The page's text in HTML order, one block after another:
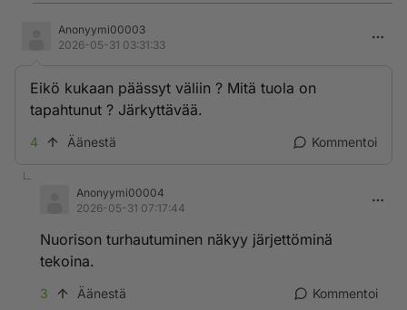
Anonyymi00003
2026-05-31 03:31:33
Eikö kukaan päässyt väliin ? Mitä tuola on
tapahtunut ? Järkyttävää.
4 Äänestä Kommentoi
Anonyymi00004
2026-05-31 07:17:44
Nuorison turhautuminen näkyy järjettöminä
tekoina.
3 Äänestä Kommentoi